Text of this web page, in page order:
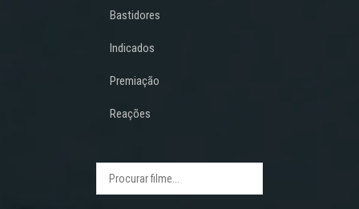
Bastidores
Indicados
Premiação
Reações